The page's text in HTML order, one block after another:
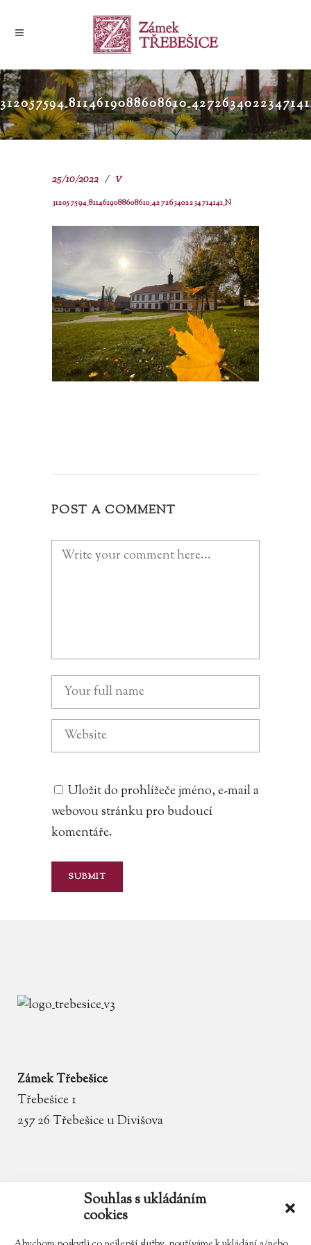
Souhlas s ukládáním
cookies
25/10/2022 V
312057594_8114619088608610_427263402234714141_N
POST A COMMENT
Uložit do prohlížeče jméno, e-mail a
webovou stránku pro budoucí
komentáře.
Zámek Třebešice
Třebešice 1
257 26 Třebešice u Divišova
zamek.trebesice@volny.cz
602 354 467